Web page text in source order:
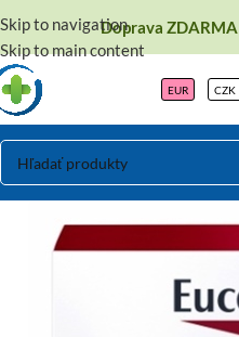
Skip to navigation
Skip to main content
Doprava
EUR CZK